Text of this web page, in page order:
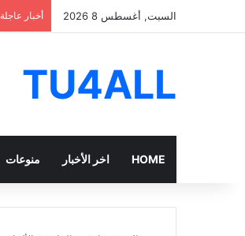
السبت, أغسطس 8 2026 أخبار عاجلة
TU4ALL
HOME اخر الأخبار منوعات